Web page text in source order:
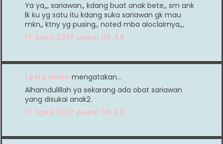
Ya ya,,, sariawan,, kdang buat anak bete,, sm ank
lk ku yg satu itu kdang suka sariawan gk mau
mkn,, ktny yg pusing,, noted mba aloclairnya,,,
17 April 2017 pukul 05.44
Leyla Hana mengatakan…
Alhamdulillah ya sekarang ada obat sariawan
yang disukai anak2.
17 April 2017 pukul 05.53